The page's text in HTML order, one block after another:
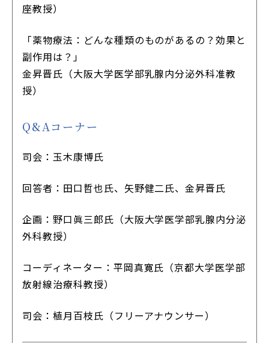
座教授）
「薬物療法：どんな種類のものがあるの？効果と
副作用は？」
金昇晋氏（大阪大学医学部乳腺内分泌外科准教
授）
Q&Aコーナー
司会：玉木康博氏
回答者：田口哲也氏、矢野健二氏、金昇晋氏
企画：野口眞三郎氏（大阪大学医学部乳腺内分泌
外科教授）
コーディネーター：平岡真寛氏（京都大学医学部
放射線治療科教授）
司会：植月百枝氏（フリーアナウンサー）